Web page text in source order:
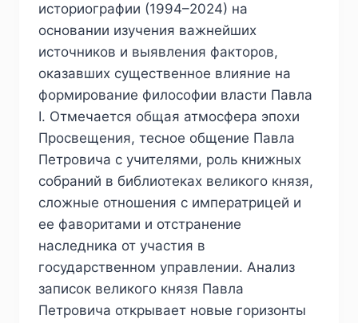
историографии (1994–2024) на
основании изучения важнейших
источников и выявления факторов,
оказавших существенное влияние на
формирование философии власти Павла
I. Отмечается общая атмосфера эпохи
Просвещения, тесное общение Павла
Петровича с учителями, роль книжных
собраний в библиотеках великого князя,
сложные отношения с императрицей и
ее фаворитами и отстранение
наследника от участия в
государственном управлении. Анализ
записок великого князя Павла
Петровича открывает новые горизонты